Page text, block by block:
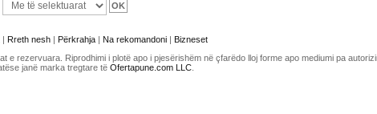
| Rreth nesh | Përkrahja | Na rekomandoni | Bizneset
e rezervuara. Riprodhimi i plotë apo i pjesërishëm në çfarëdo lloj forme apo mediumi pa
janë marka tregtare të Ofertapune.com LLC